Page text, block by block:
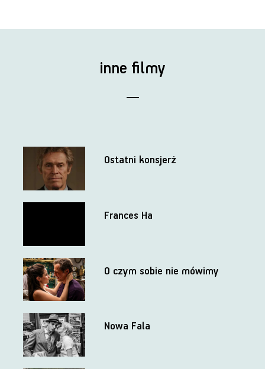
inne filmy
Ostatni konsjerż
Frances Ha
O czym sobie nie mówimy
Nowa Fala